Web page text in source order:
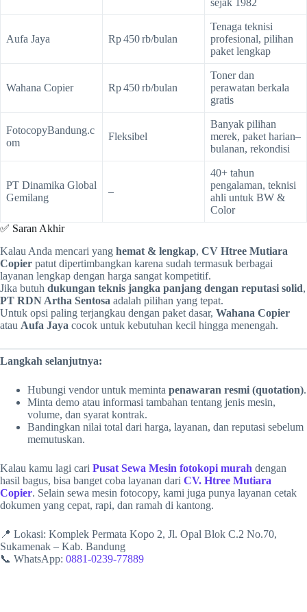
sejak 1982
Aufa Jaya Rp 450 rb/bulan
Tenaga teknisi
profesional, pilihan
paket lengkap
Wahana Copier Rp 450 rb/bulan
Toner dan
perawatan berkala
gratis
FotocopyBandung.c
om
Fleksibel
Banyak pilihan
merek, paket harian–
bulanan, rekondisi
PT Dinamika Global
Gemilang
–
40+ tahun
pengalaman, teknisi
ahli untuk BW &
Color
✅ Saran Akhir
Kalau Anda mencari yang hemat & lengkap, CV Htree Mutiara
Copier patut dipertimbangkan karena sudah termasuk berbagai
layanan lengkap dengan harga sangat kompetitif.
Jika butuh dukungan teknis jangka panjang dengan reputasi solid,
PT RDN Artha Sentosa adalah pilihan yang tepat.
Untuk opsi paling terjangkau dengan paket dasar, Wahana Copier
atau Aufa Jaya cocok untuk kebutuhan kecil hingga menengah.
Langkah selanjutnya:
Hubungi vendor untuk meminta penawaran resmi (quotation).
Minta demo atau informasi tambahan tentang jenis mesin,
volume, dan syarat kontrak.
Bandingkan nilai total dari harga, layanan, dan reputasi sebelum
memutuskan.
Kalau kamu lagi cari Pusat Sewa Mesin fotokopi murah dengan
hasil bagus, bisa banget coba layanan dari CV. Htree Mutiara
Copier. Selain sewa mesin fotocopy, kami juga punya layanan cetak
dokumen yang cepat, rapi, dan ramah di kantong.
📍 Lokasi: Komplek Permata Kopo 2, Jl. Opal Blok C.2 No.70,
Sukamenak – Kab. Bandung
📞 WhatsApp: 0881-0239-77889